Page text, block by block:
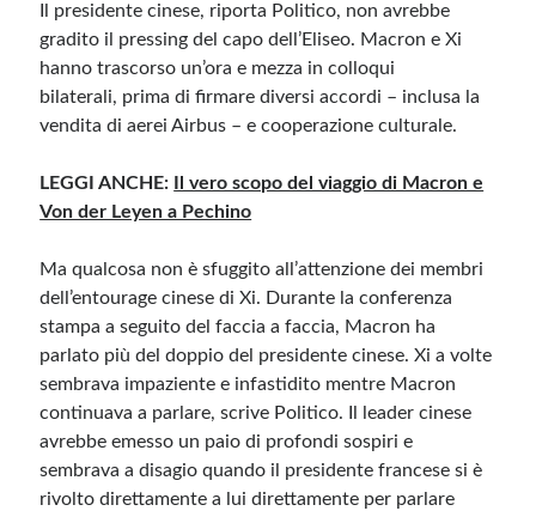
Il presidente cinese, riporta Politico, non avrebbe
gradito il pressing del capo dell’Eliseo. Macron e Xi
hanno trascorso un’ora e mezza in colloqui
bilaterali, prima di firmare diversi accordi – inclusa la
vendita di aerei Airbus – e cooperazione culturale.
LEGGI ANCHE:
Il vero scopo del viaggio di Macron e
Von der Leyen a Pechino
Ma qualcosa non è sfuggito all’attenzione dei membri
dell’entourage cinese di Xi. Durante la conferenza
stampa a seguito del faccia a faccia, Macron ha
parlato più del doppio del presidente cinese. Xi a volte
sembrava impaziente e infastidito mentre Macron
continuava a parlare, scrive Politico. Il leader cinese
avrebbe emesso un paio di profondi sospiri e
sembrava a disagio quando il presidente francese si è
rivolto direttamente a lui direttamente per parlare